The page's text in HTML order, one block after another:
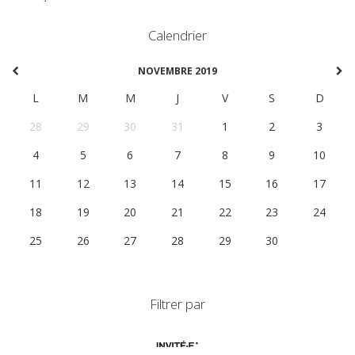
Calendrier
NOVEMBRE 2019
L M M J V S
D
28
29 30 31 1 2
3
4
5 6 7 8 9
10
11
12 13 14 15 16
17
18
19 20 21 22 23
24
25
26 27 28 29 30
Filtrer par